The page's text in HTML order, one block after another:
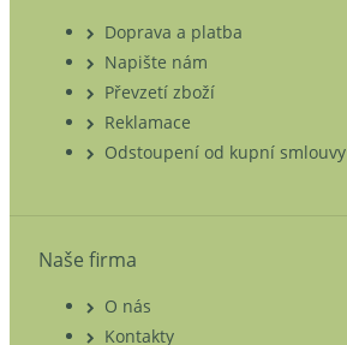
Doprava a platba
Napište nám
Převzetí zboží
Reklamace
Odstoupení od kupní smlouvy
Naše firma
O nás
Kontakty